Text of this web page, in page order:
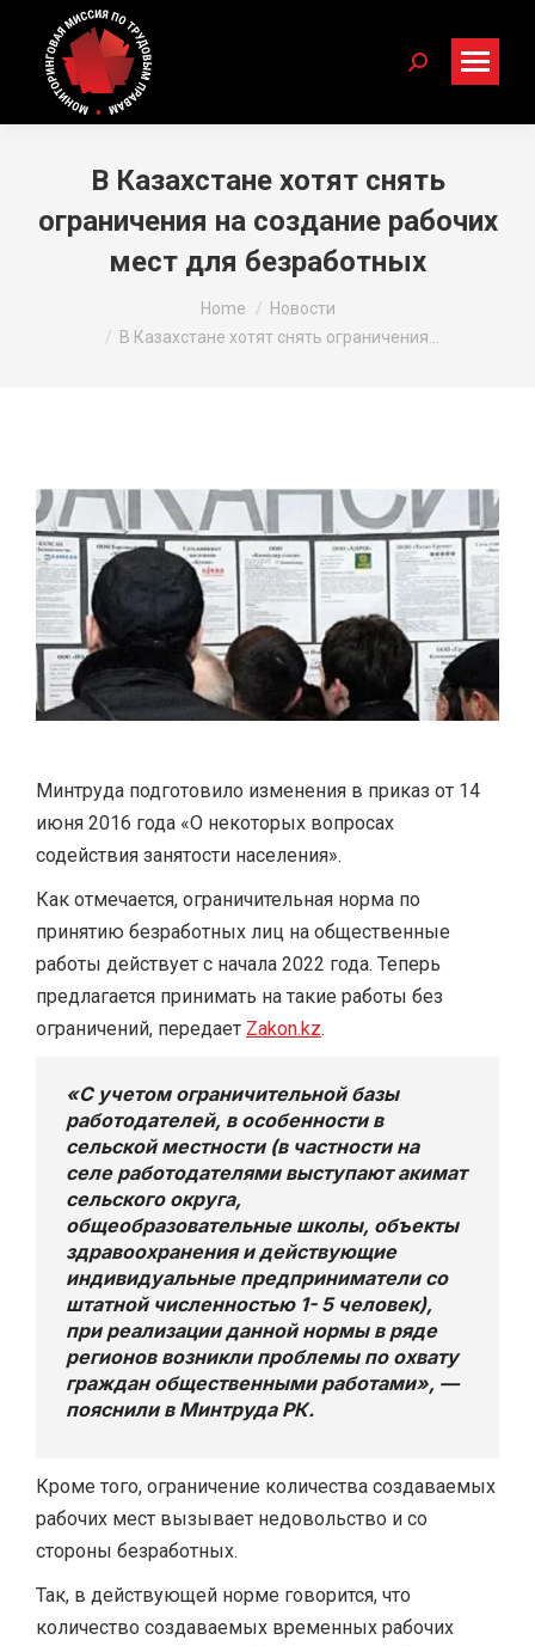
Search:
В Казахстане хотят снять
ограничения на создание рабочих
мест для безработных
Home
Новости
В Казахстане хотят снять ограничения…
Минтруда подготовило изменения в приказ от 14
июня 2016 года «О некоторых вопросах
содействия занятости населения».
Как отмечается, ограничительная норма по
принятию безработных лиц на общественные
работы действует с начала 2022 года. Теперь
предлагается принимать на такие работы без
ограничений, передает Zakon.kz.
«С учетом ограничительной базы
работодателей, в особенности в
сельской местности (в частности на
селе работодателями выступают акимат
сельского округа,
общеобразовательные школы, объекты
здравоохранения и действующие
индивидуальные предприниматели со
штатной численностью 1- 5 человек),
при реализации данной нормы в ряде
регионов возникли проблемы по охвату
граждан общественными работами», —
пояснили в Минтруда РК.
Кроме того, ограничение количества создаваемых
рабочих мест вызывает недовольство и со
стороны безработных.
Так, в действующей норме говорится, что
количество создаваемых временных рабочих